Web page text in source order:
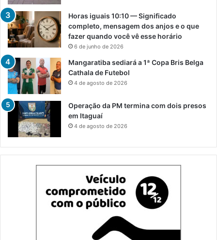
Horas iguais 10:10 — Significado
completo, mensagem dos anjos e o que
fazer quando você vê esse horário
6 de junho de 2026
Mangaratiba sediará a 1ª Copa Bris Belga
Cathala de Futebol
4 de agosto de 2026
Operação da PM termina com dois presos
em Itaguaí
4 de agosto de 2026